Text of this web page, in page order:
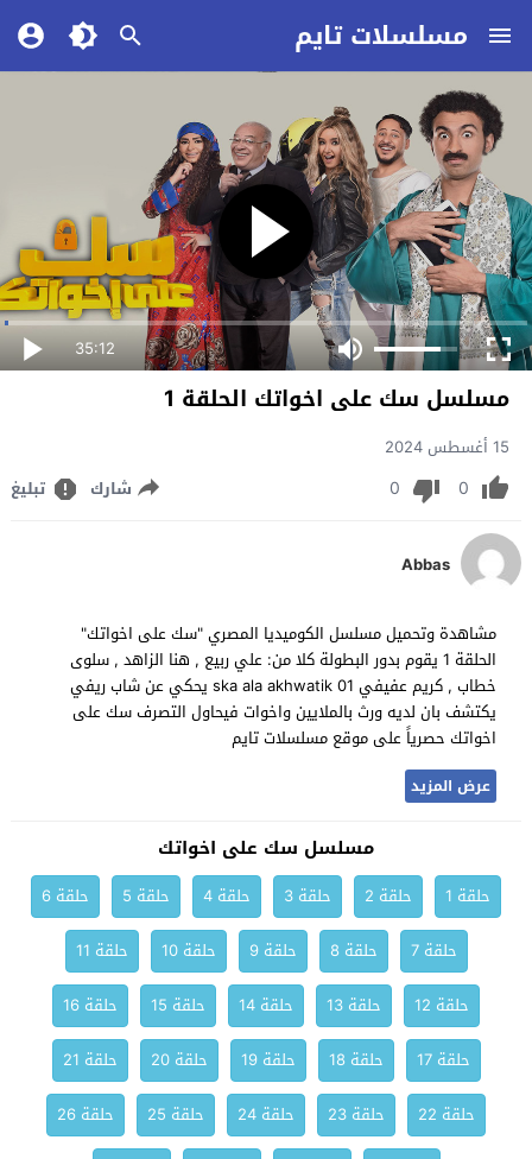
مسلسلات تايم
35:12
مسلسل سك على اخواتك الحلقة 1
15 أغسطس 2024
0
0 شارك تبليغ
Abbas
مشاهدة وتحميل مسلسل الكوميديا المصري "سك على اخواتك"
الحلقة 1 يقوم بدور البطولة كلا من: علي ربيع , هنا الزاهد , سلوى
خطاب , كريم عفيفي ska ala akhwatik 01 يحكي عن شاب ريفي
يكتشف بان لديه ورث بالملايين واخوات فيحاول التصرف سك على
اخواتك حصرياً على موقع مسلسلات تايم
عرض المزيد
مسلسل سك على اخواتك
حلقة 1 حلقة 2 حلقة 3 حلقة 4 حلقة 5
حلقة 6
حلقة 7
حلقة 8 حلقة 9 حلقة 10
حلقة 11
حلقة 12
حلقة 13 حلقة 14 حلقة 15
حلقة 16
حلقة 17
حلقة 18 حلقة 19 حلقة 20
حلقة 21
حلقة 22
حلقة 23 حلقة 24 حلقة 25
حلقة 26